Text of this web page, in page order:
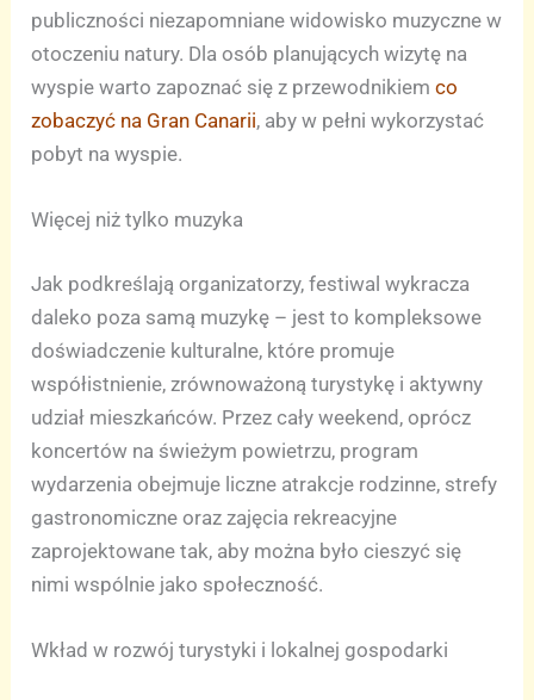
publiczności niezapomniane widowisko muzyczne w
otoczeniu natury. Dla osób planujących wizytę na
wyspie warto zapoznać się z przewodnikiemco
zobaczyć na Gran Canarii, aby w pełni wykorzystać
pobyt na wyspie.
Więcej niż tylko muzyka
Jak podkreślają organizatorzy, festiwal wykracza
daleko poza samą muzykę – jest to kompleksowe
doświadczenie kulturalne, które promuje
współistnienie, zrównoważoną turystykę i aktywny
udział mieszkańców. Przez cały weekend, oprócz
koncertów na świeżym powietrzu, program
wydarzenia obejmuje liczne atrakcje rodzinne, strefy
gastronomiczne oraz zajęcia rekreacyjne
zaprojektowane tak, aby można było cieszyć się
nimi wspólnie jako społeczność.
Wkład w rozwój turystyki i lokalnej gospodarki